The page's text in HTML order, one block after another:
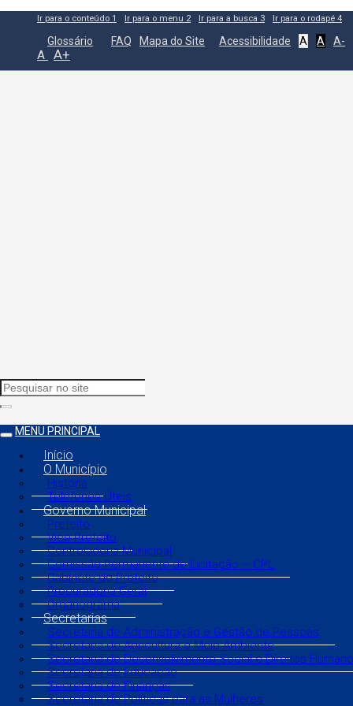
Ir para o conteúdo 1 Ir para o menu 2 Ir para a busca 3 Ir para o rodapé 4
Glossário FAQ Mapa do Site Acessibilidade A A A-
A A+
MENU PRINCIPAL
Início
O Município
História
Telefones Úteis
Governo Municipal
Prefeito
Vice Prefeito
Controladoria Municipal
Comissão Permanente de Licitação – CPL
Gabinete do Prefeito
Procuradoria Geral
Organograma
Secretarias
Secretaria de Administração e Gestão de Pessoas
Secretaria de Agricultura e Meio Ambiente
Secretaria de Desenvolvimento Social e Direitos
Secretaria de Educação
Secretaria de Finanças
Secretaria de Políticas para as Mulheres